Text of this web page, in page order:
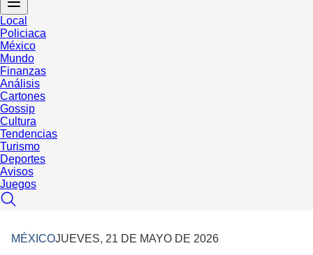
Local
Policiaca
México
Mundo
Finanzas
Análisis
Cartones
Gossip
Cultura
Tendencias
Turismo
Deportes
Avisos
Juegos
MÉXICOJUEVES, 21 DE MAYO DE 2026